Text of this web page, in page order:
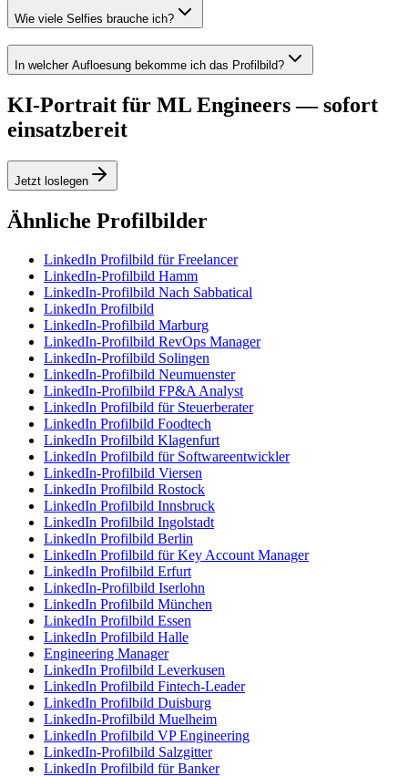
Wie viele Selfies brauche ich?
In welcher Aufloesung bekomme ich das Profilbild?
KI-Portrait für ML Engineers — sofort
einsatzbereit
Jetzt loslegen
Ähnliche Profilbilder
LinkedIn Profilbild für Freelancer
LinkedIn-Profilbild Hamm
LinkedIn-Profilbild Nach Sabbatical
LinkedIn Profilbild
LinkedIn-Profilbild Marburg
LinkedIn-Profilbild RevOps Manager
LinkedIn-Profilbild Solingen
LinkedIn-Profilbild Neumuenster
LinkedIn-Profilbild FP&A Analyst
LinkedIn Profilbild für Steuerberater
LinkedIn Profilbild Foodtech
LinkedIn Profilbild Klagenfurt
LinkedIn Profilbild für Softwareentwickler
LinkedIn-Profilbild Viersen
LinkedIn Profilbild Rostock
LinkedIn Profilbild Innsbruck
LinkedIn Profilbild Ingolstadt
LinkedIn Profilbild Berlin
LinkedIn Profilbild für Key Account Manager
LinkedIn Profilbild Erfurt
LinkedIn-Profilbild Iserlohn
LinkedIn Profilbild München
LinkedIn Profilbild Essen
LinkedIn Profilbild Halle
Engineering Manager
LinkedIn Profilbild Leverkusen
LinkedIn Profilbild Fintech-Leader
LinkedIn Profilbild Duisburg
LinkedIn-Profilbild Muelheim
LinkedIn Profilbild VP Engineering
LinkedIn-Profilbild Salzgitter
LinkedIn Profilbild für Banker